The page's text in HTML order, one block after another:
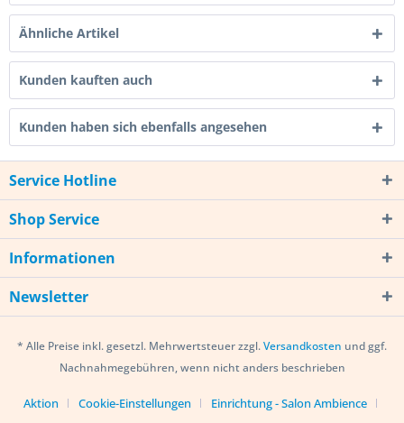
Ähnliche Artikel
Kunden kauften auch
Kunden haben sich ebenfalls angesehen
Service Hotline
Shop Service
Informationen
Newsletter
* Alle Preise inkl. gesetzl. Mehrwertsteuer zzgl.Versandkosten und ggf.
Nachnahmegebühren, wenn nicht anders beschrieben
Aktion Cookie-Einstellungen Einrichtung - Salon Ambience